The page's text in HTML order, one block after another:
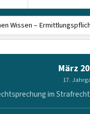
Wissen –
März
17.
im Strafrecht